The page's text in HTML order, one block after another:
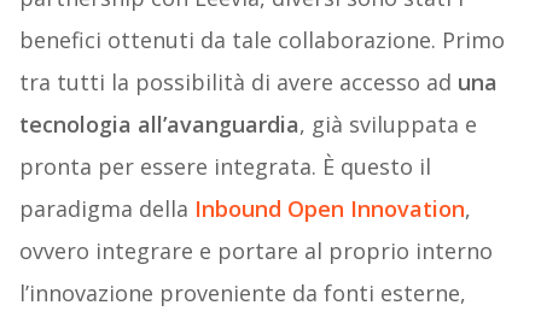
benefici ottenuti da tale collaborazione. Primo
tra tutti la possibilità di avere accesso ad una
tecnologia all’avanguardia, già sviluppata e
pronta per essere integrata. È questo il
paradigma della Inbound Open Innovation,
ovvero integrare e portare al proprio interno
l’innovazione proveniente da fonti esterne,